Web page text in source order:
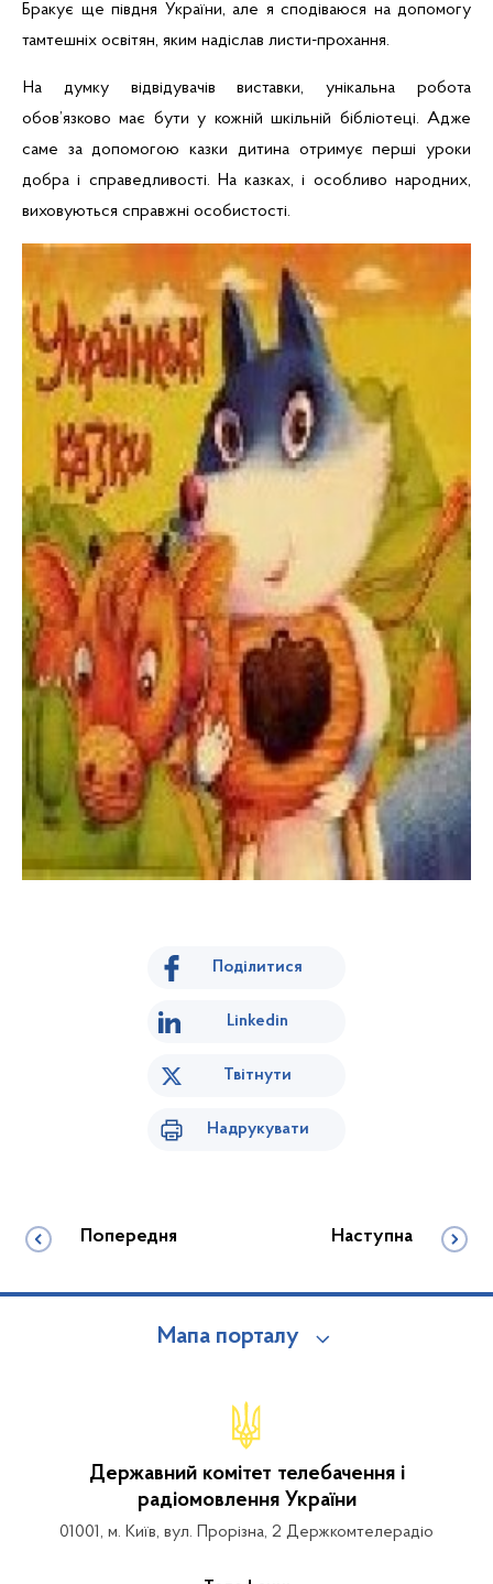
Бракує ще півдня України, але я сподіваюся на допомогу
тамтешніх освітян, яким надіслав листи-прохання.
На думку відвідувачів виставки, унікальна робота
обов’язково має бути у кожній шкільній бібліотеці. Адже
саме за допомогою казки дитина отримує перші уроки
добра і справедливості. На казках, і особливо народних,
виховуються справжні особистості.
Поділитися
Linkedin
Твітнути
Надрукувати
Попередня Наступна
Мапа порталу
Державний комітет телебачення і
радіомовлення України
01001, м. Київ, вул. Прорізна, 2 Держкомтелерадіо